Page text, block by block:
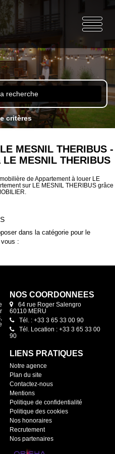
recherche
critères
MESNIL THERIBUS -
MESNIL THERIBUS
de Appartement à louer LE
sur LE MESNIL THERIBUS grâce
dans la catégorie pour le
:
NOS COORDONNÉES
64 rue Roger Salengro
60110 MERU
Tél. : +33 3 65 33 00 90
Tél. Location : +33 3 65 33 00
90
LIENS PRATIQUES
Notre agence
Plan du site
Contactez-nous
Mentions
Politique de confidentialité
Politique des cookies
Nos honoraires
Recrutement
Nos partenaires